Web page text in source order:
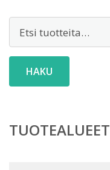
HAKU
TUOTEALUEET